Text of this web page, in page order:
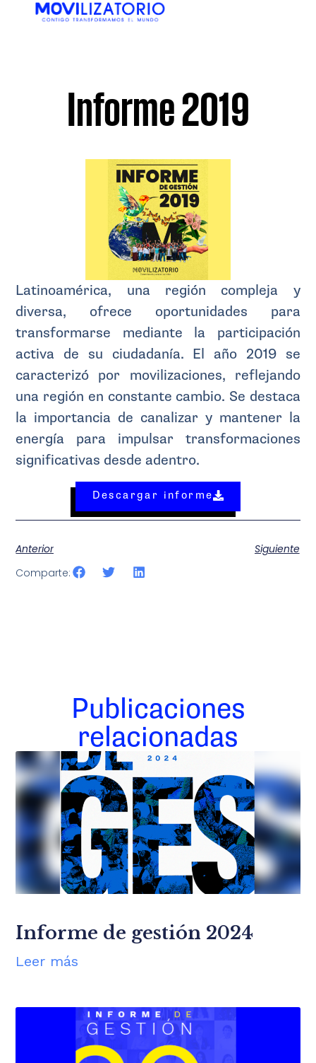
Informe 2019
Latinoamérica, una región compleja y
diversa, ofrece oportunidades para
transformarse mediante la participación
activa de su ciudadanía. El año 2019 se
caracterizó por movilizaciones, reflejando
una región en constante cambio. Se destaca
la importancia de canalizar y mantener la
energía para impulsar transformaciones
significativas desde adentro.
Descargar informe
Anterior
Siguiente
Comparte:
Publicaciones
relacionadas
Informe de gestión 2024
Leer más